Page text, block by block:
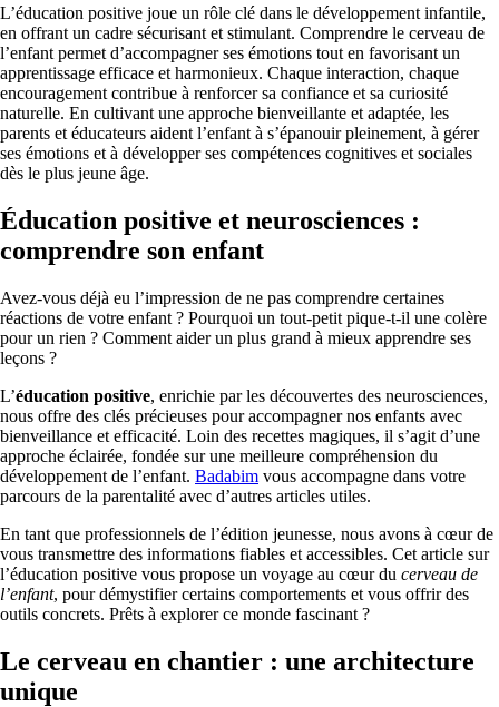
L’éducation positive joue un rôle clé dans le développement infantile,
en offrant un cadre sécurisant et stimulant. Comprendre le cerveau de
l’enfant permet d’accompagner ses émotions tout en favorisant un
apprentissage efficace et harmonieux. Chaque interaction, chaque
encouragement contribue à renforcer sa confiance et sa curiosité
naturelle. En cultivant une approche bienveillante et adaptée, les
parents et éducateurs aident l’enfant à s’épanouir pleinement, à gérer
ses émotions et à développer ses compétences cognitives et sociales
dès le plus jeune âge.
Éducation positive et neurosciences :
comprendre son enfant
Avez-vous déjà eu l’impression de ne pas comprendre certaines
réactions de votre enfant ? Pourquoi un tout-petit pique-t-il une colère
pour un rien ? Comment aider un plus grand à mieux apprendre ses
leçons ?
L’éducation positive, enrichie par les découvertes des neurosciences,
nous offre des clés précieuses pour accompagner nos enfants avec
bienveillance et efficacité. Loin des recettes magiques, il s’agit d’une
approche éclairée, fondée sur une meilleure compréhension du
développement de l’enfant. Badabim vous accompagne dans votre
parcours de la parentalité avec d’autres articles utiles.
En tant que professionnels de l’édition jeunesse, nous avons à cœur de
vous transmettre des informations fiables et accessibles. Cet article sur
l’éducation positive vous propose un voyage au cœur du cerveau de
l’enfant, pour démystifier certains comportements et vous offrir des
outils concrets. Prêts à explorer ce monde fascinant ?
Le cerveau en chantier : une architecture
unique